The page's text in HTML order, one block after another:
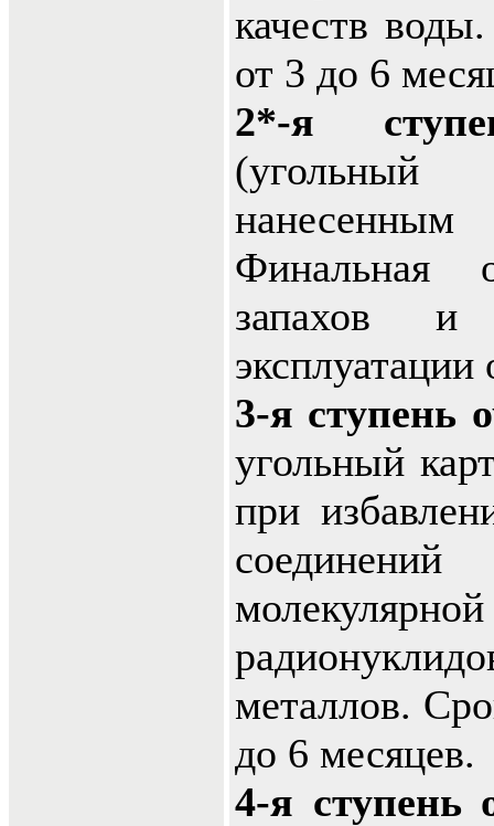
качеств
от 3 до 6
2*-я
Финальная
запахов
3-я ступень
угольный
при
металлов.
до 6 месяцев.
4-я ступень